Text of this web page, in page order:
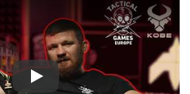
Play